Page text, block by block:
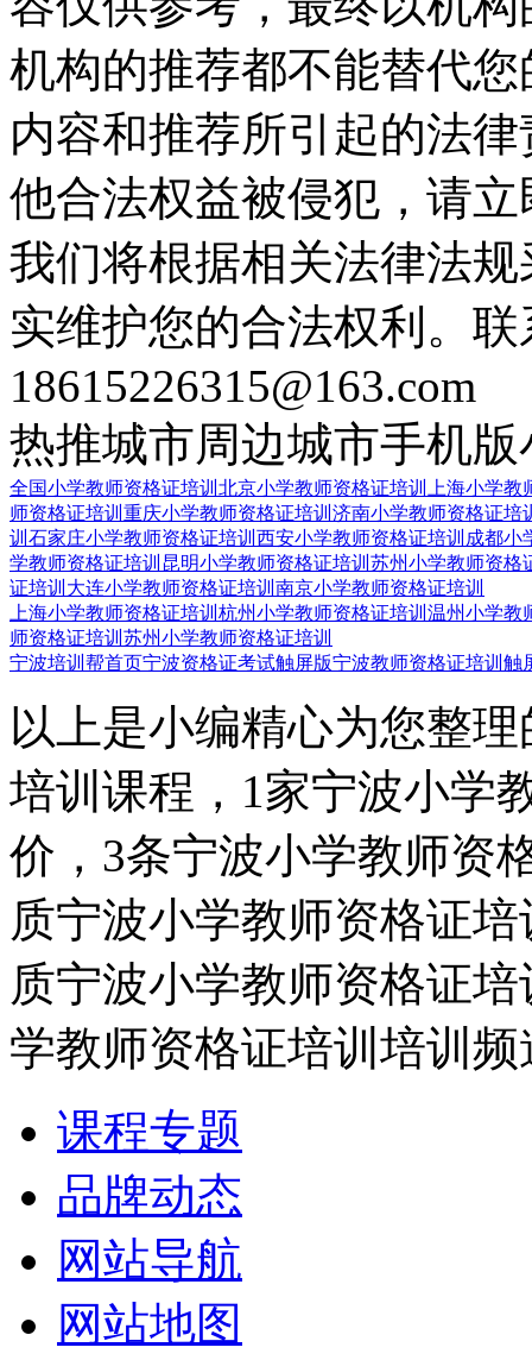
机构的推荐都不能替代
内容和推荐所引起的法
他合法权益被侵犯，请
我们将根据相关法律法
实维护您的合法权利。
18615226315@163.com
热推城市周边城市手机版
全国小学教师资格证培训 北京小学教师资格证培训
上海小学
师资格证培训 重庆小学教师资格证培训 济南小学教师资格证培
训 石家庄小学教师资格证培训 西安小学教师资格证培训 成都小
学教师资格证培训 昆明小学教师资格证培训 苏州小学教师资格
证培训 大连小学教师资格证培训 南京小学教师资格证培训
上海小学教师资格证培训 杭州小学教师资格证培训 温州小学教
师资格证培训 苏州小学教师资格证培训
宁波培训帮首页宁波资格证考试触屏版宁波教师资格证培训触
以上是小编精心为您整
培训课程，1家宁波小学
价，3条宁波小学教师资
质宁波小学教师资格证
质宁波小学教师资格证
学教师资格证培训培训频
课程专题
品牌动态
网站导航
网站地图